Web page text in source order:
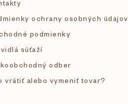
ochrany osobných údajov
podmienky
súťaží
odber
vrátiť alebo vymeniť tovar?